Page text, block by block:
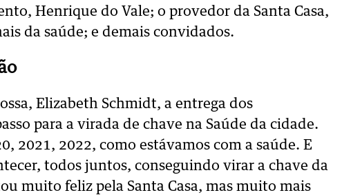
Henrique do Vale; o provedor da Santa Casa,
da saúde; e demais convidados.
Elizabeth Schmidt, a entrega dos
para a virada de chave na Saúde da cidade.
2021, 2022, como estávamos com a saúde. E
todos juntos, conseguindo virar a chave da
muito feliz pela Santa Casa, mas muito mais